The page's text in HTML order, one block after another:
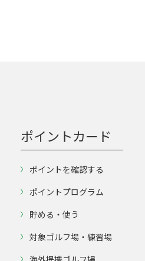
ポイントカード
ポイントを確認する
ポイントプログラム
貯める・使う
対象ゴルフ場・練習場